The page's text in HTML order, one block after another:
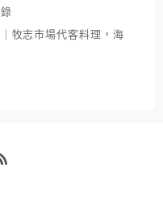
牧志市場代客料理，海